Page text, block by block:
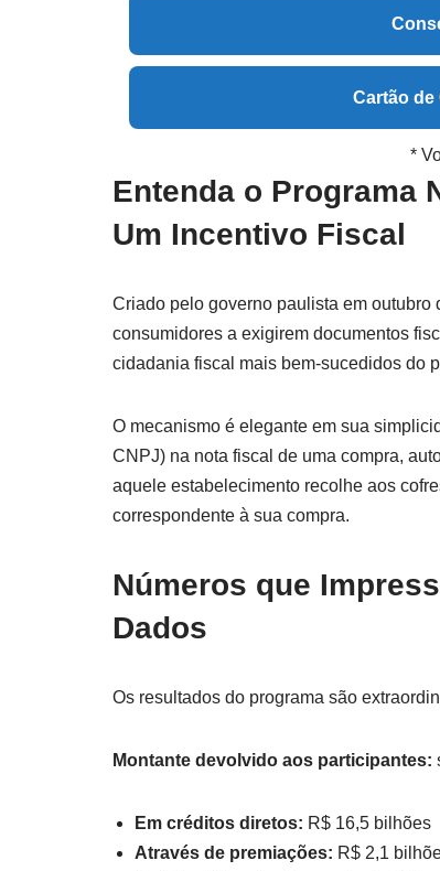
Cartão de
*
Entenda o Programa
Um Incentivo Fiscal
Criado pelo governo paulista em
consumidores a exigirem documentos
cidadania fiscal mais bem-sucedidos do
O mecanismo é elegante em sua
CNPJ) na nota fiscal de uma compra,
aquele estabelecimento recolhe aos
correspondente à sua compra.
Números que
Dados
Os resultados do programa são
Montante devolvido aos participantes:
Em créditos diretos: R$ 16,5 bilhões
Através de premiações: R$ 2,1